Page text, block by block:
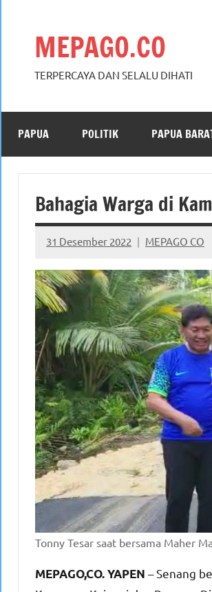
MEPAGO.CO
TERPERCAYA DAN SELALU DIHATI
PAPUA POLITIK PAPUA
Bahagia Warga di
31 Desember 2022 MEPAGO CO
No
comments
Tonny Tesar saat bersama Maher
MEPAGO,CO. YAPEN – Senang